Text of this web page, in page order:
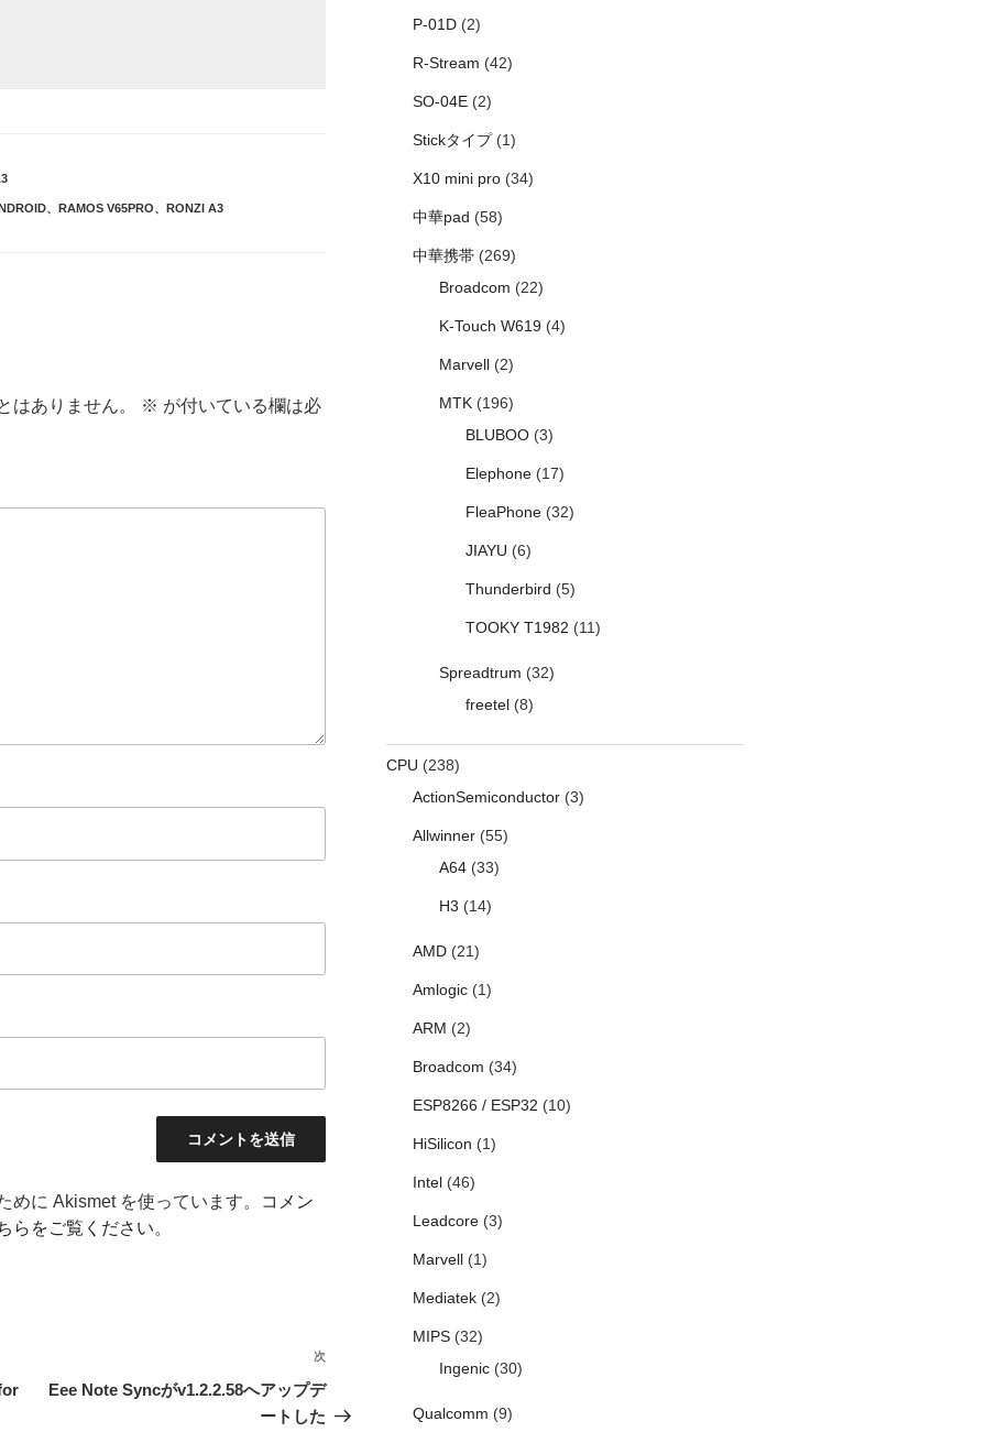
、 RAMOS V65PRO、 RONZI A3
はありません。 ※ が付いている欄は必
に Akismet を使っています。
コメン
らをご覧ください。
次
の
投
次
Eee Note Syncがv1.2.2.58へアップデ
ートした
P-01D(2)
R-Stream (42)
SO-04E(2)
Stickタイプ(1)
X10 mini pro(34)
中華pad (58)
中華携帯(269)
Broadcom (22)
K-Touch W619(4)
Marvell(2)
MTK(196)
BLUBOO(3)
Elephone(17)
FleaPhone(32)
JIAYU (6)
Thunderbird (5)
TOOKY T1982 (11)
Spreadtrum (32)
freetel(8)
CPU (238)
ActionSemiconductor(3)
Allwinner(55)
A64(33)
H3 (14)
AMD(21)
Amlogic(1)
ARM (2)
Broadcom (34)
ESP8266 / ESP32 (10)
HiSilicon (1)
Intel(46)
Leadcore(3)
Marvell(1)
Mediatek(2)
MIPS(32)
Ingenic(30)
Qualcomm (9)